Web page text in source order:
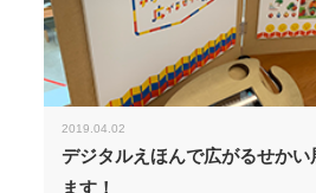
2019.04.02
デジタルえほんで広がるせか
ます！